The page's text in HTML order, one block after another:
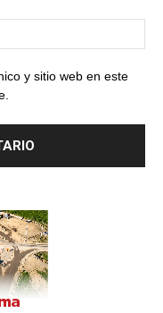
y sitio web en este